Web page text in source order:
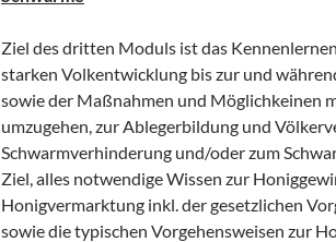
Ziel des dritten Moduls ist das
starken Volkentwicklung bis zur und
sowie der Maßnahmen und Möglichkeinen
umzugehen, zur Ablegerbildung und
Schwarmverhinderung und/oder zum
Ziel, alles notwendige Wissen zur
Honigvermarktung inkl. der gesetzlichen
sowie die typischen Vorgehensweisen zur